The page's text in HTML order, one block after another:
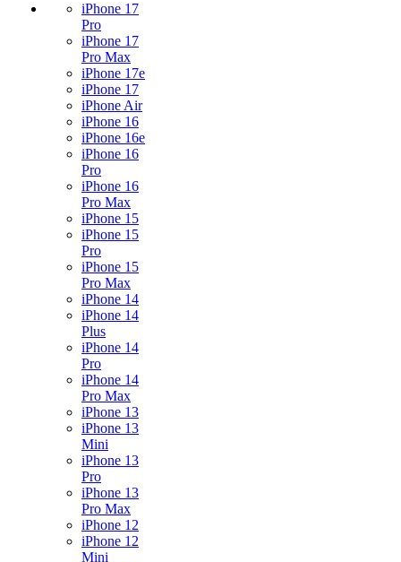
iPhone 17
Pro
iPhone 17
Pro Max
iPhone 17e
iPhone 17
iPhone Air
iPhone 16
iPhone 16e
iPhone 16
Pro
iPhone 16
Pro Max
iPhone 15
iPhone 15
Pro
iPhone 15
Pro Max
iPhone 14
iPhone 14
Plus
iPhone 14
Pro
iPhone 14
Pro Max
iPhone 13
iPhone 13
Mini
iPhone 13
Pro
iPhone 13
Pro Max
iPhone 12
iPhone 12
Mini